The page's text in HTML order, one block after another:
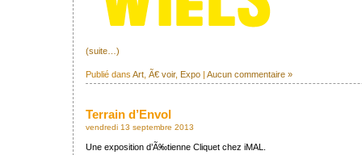
(suite…)
Publié dans Art Ã€ voir, Expo | Aucun commentaire »
Terrain d’Envol
vendredi 13 septembre 2013
Une exposition d’Ã‰tienne Cliquet chez iMAL.